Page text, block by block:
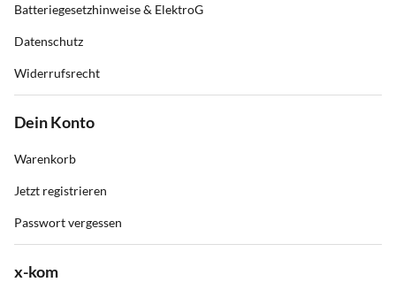
Batteriegesetzhinweise & ElektroG
Datenschutz
Widerrufsrecht
Dein Konto
Warenkorb
Jetzt registrieren
Passwort vergessen
x-kom